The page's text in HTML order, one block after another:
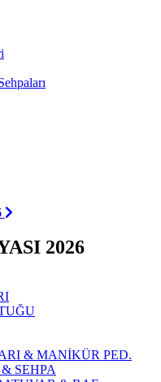
2026
& MANİKÜR PED.
SEHPA